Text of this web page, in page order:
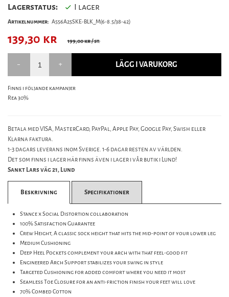
Lagerstatus: I lager
Artikelnummer: A556A25SKE-BLK_M(6-8.5/38-42)
139,30 kr 199,00 kr/ st.
LÄGG I VARUKORG
Finns i följande kampanjer
Rea 30%
Betala med VISA, MasterCard, PayPal, Apple Pay, Google Pay, Swish eller
Klarna faktura.
1-3 dagars leverans inom Sverige. 1-6 dagar resten av världen.
Det som finns i lager här finns även i lager i vår butik i Lund!
Sankt Lars väg 21, Lund
Beskrivning Specifikationer
Stance x Social Distortion collaboration
100% Satisfaction Guarantee
Crew Height, A classic sock height that hits the mid-point of your lower leg
Medium Cushioning
Deep Heel Pockets complement your arch with that feel-good fit
Engineered Arch Support stabilizes your swing in style
Targeted Cushioning for added comfort where you need it most
Seamless Toe Closure for an anti-friction finish your feet will love
70% Combed Cotton